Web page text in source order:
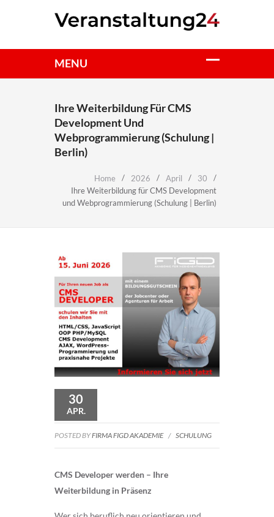
Ihre Weiterbildung Für CMS
Development Und
Webprogrammierung (Schulung |
Berlin)
Home 2026 April
30
Ihre Weiterbildung für CMS Development
und Webprogrammierung (Schulung | Berlin)
30
APR.
POSTED BYFIRMA FIGD AKADEMIE/ SCHULUNG
CMS Developer werden – Ihre
Weiterbildung in Präsenz